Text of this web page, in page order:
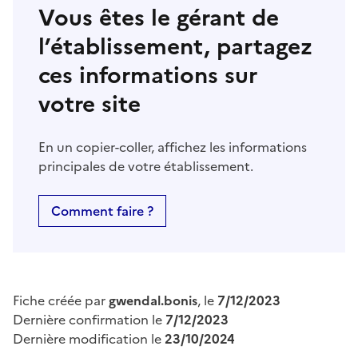
Vous êtes le gérant de
l’établissement, partagez
ces informations sur
votre site
En un copier-coller, affichez les informations
principales de votre établissement.
Comment faire ?
Fiche créée pargwendal.bonis, le 7/12/2023
Dernière confirmation le 7/12/2023
Dernière modification le23/10/2024